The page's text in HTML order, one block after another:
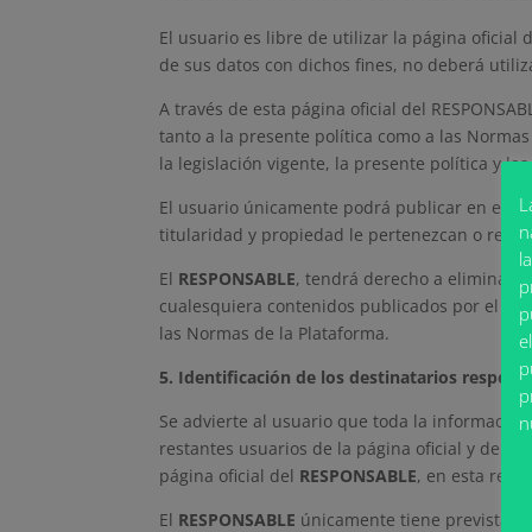
El usuario es libre de utilizar la página oficial
de sus datos con dichos fines, no deberá
A través de esta página oficial del
tanto a la presente política como a las
la legislación vigente, la presente política y
El usuario únicamente podrá publicar en
titularidad y propiedad le pertenezcan o
El RESPONSABLE, tendrá derecho a eliminar
cualesquiera contenidos publicados por el
las Normas de la Plataforma.
5. Identificación de los destinatarios
Se advierte al usuario que toda la
restantes usuarios de la página oficial y de
página oficial del RESPONSABLE, en esta red
El RESPONSABLE únicamente tiene prevista